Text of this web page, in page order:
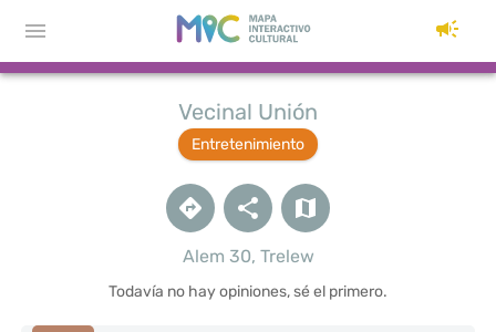
Vecinal Unión
Entretenimiento
Alem 30, Trelew
Todavía no hay opiniones, sé el primero.